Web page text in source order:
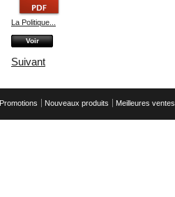
La Politique...
Voir
Suivant
Promotions Nouveaux produits Meilleures ventes